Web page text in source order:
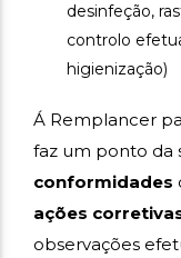
desinfeção,
controlo
higienização)
Á Remplancer
faz um ponto da
conformidades
ações
observações